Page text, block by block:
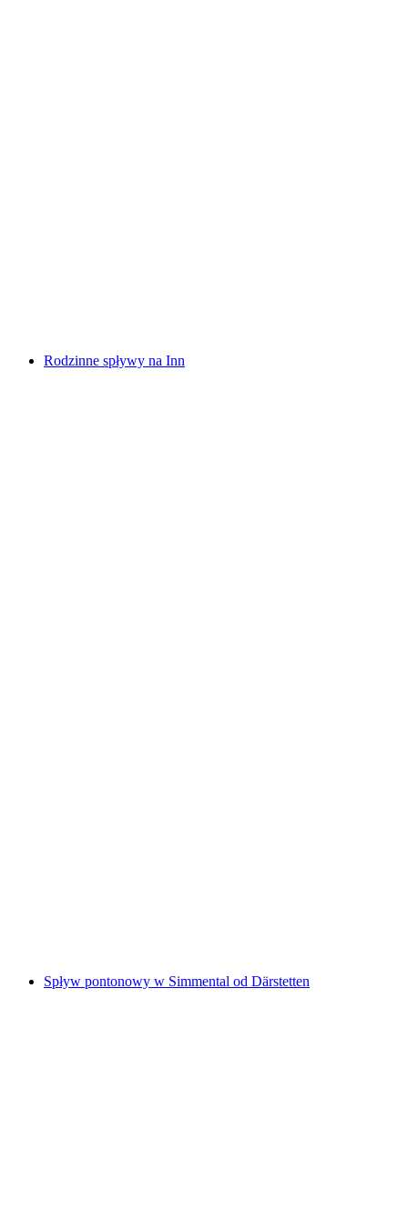
Rodzinne spływy na Inn
Spływ pontonowy w Simmental od Därstetten